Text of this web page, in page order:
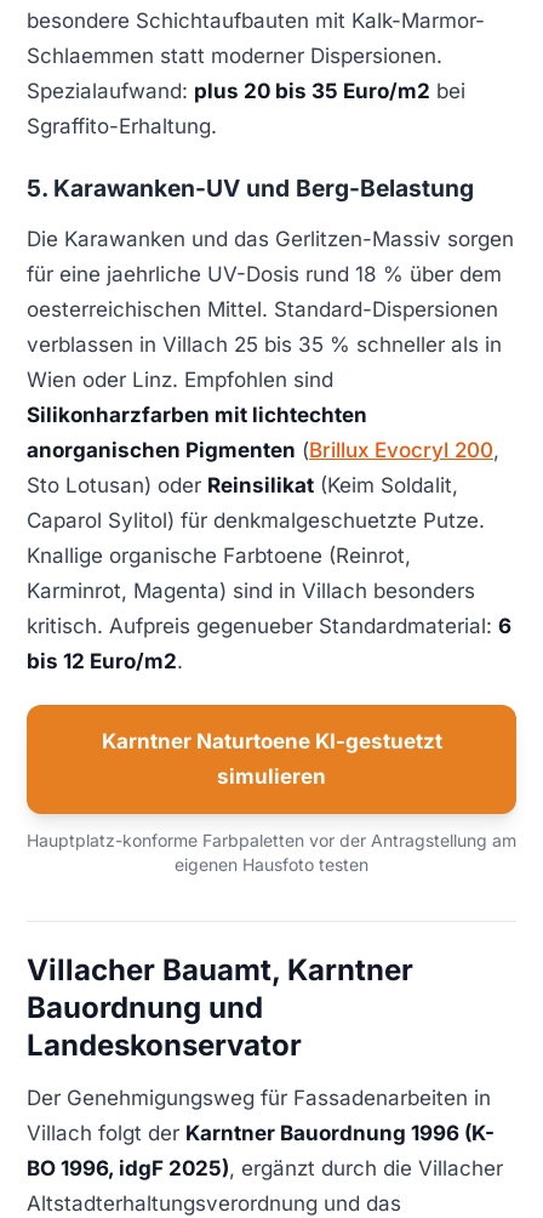
besondere Schichtaufbauten mit Kalk-Marmor-
Schlaemmen statt moderner Dispersionen.
Spezialaufwand: plus 20 bis 35 Euro/m2 bei
Sgraffito-Erhaltung.
5. Karawanken-UV und Berg-Belastung
Die Karawanken und das Gerlitzen-Massiv sorgen
für eine jaehrliche UV-Dosis rund 18 % über dem
oesterreichischen Mittel. Standard-Dispersionen
verblassen in Villach 25 bis 35 % schneller als in
Wien oder Linz. Empfohlen sind
Silikonharzfarben mit lichtechten
anorganischen Pigmenten (Brillux Evocryl 200,
Sto Lotusan) oder Reinsilikat (Keim Soldalit,
Caparol Sylitol) für denkmalgeschuetzte Putze.
Knallige organische Farbtoene (Reinrot,
Karminrot, Magenta) sind in Villach besonders
kritisch. Aufpreis gegenueber Standardmaterial: 6
bis 12 Euro/m2.
Karntner Naturtoene KI-gestuetzt
simulieren
Hauptplatz-konforme Farbpaletten vor der Antragstellung am
eigenen Hausfoto testen
Villacher Bauamt, Karntner
Bauordnung und
Landeskonservator
Der Genehmigungsweg für Fassadenarbeiten in
Villach folgt der Karntner Bauordnung 1996 (K-
BO 1996, idgF 2025), ergänzt durch die Villacher
Altstadterhaltungsverordnung und das